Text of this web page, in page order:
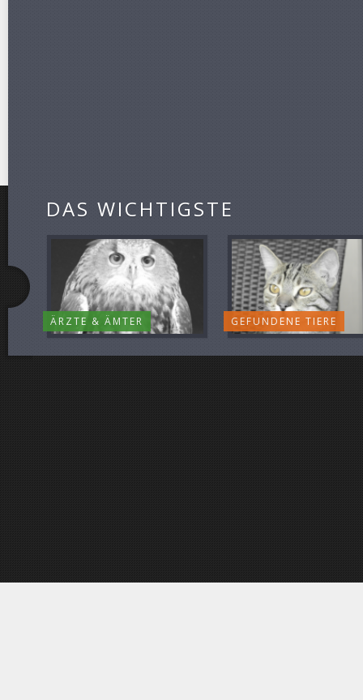
DAS WICHTIGSTE
ÄRZTE & ÄMTER GEFUNDENE TIERE